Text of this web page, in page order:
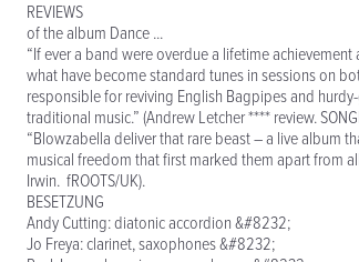
REVIEWS
of the album Dance ...
“If ever a band were overdue a lifetime
what have become standard tunes in sessions on
responsible for reviving English Bagpipes and
traditional music.” (Andrew Letcher **** review.
“Blowzabella deliver that rare beast – a live album
musical freedom that first marked them apart from
Irwin. fROOTS/UK).
BESETZUNG
Andy Cutting: diatonic accordion &#8232;
Jo Freya: clarinet, saxophones &#8232;